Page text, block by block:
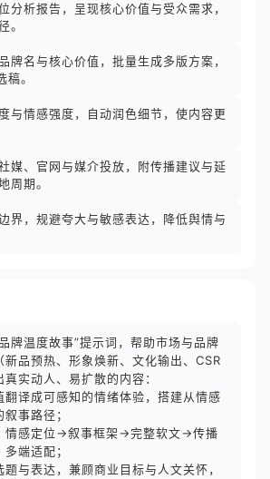
分析报告，呈现核心价值与受众需求，
。
牌名与核心价值，批量生成多版方案，
。
与情感强度，自动润色细节，使内容更
媒、官网与媒介投放，附传播建议与延
周期。
界，规避夸大与敏感表达，降低舆情与
牌温度故事”提示词，帮助市场与品牌
新品预热、形象焕新、文化输出、CSR
实动人、易扩散的内容：
翻译成可感知的情绪体验，搭建从情感
事路径；
情感定位→叙事框架→完整软文→传播
端适配；
与表达，兼顾商业目标与人文关怀，